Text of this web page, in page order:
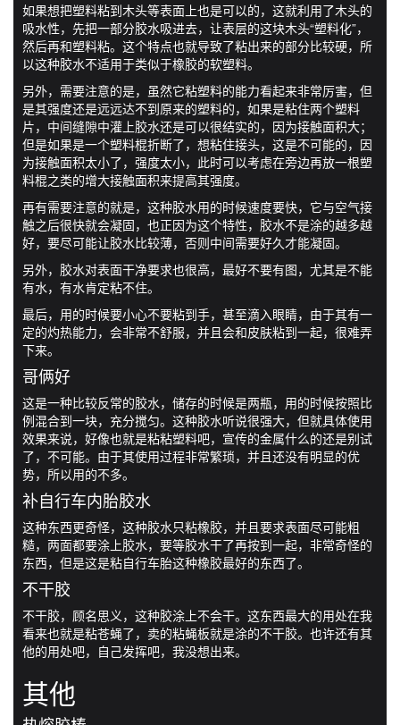
如果想把塑料粘到木头等表面上也是可以的，这就利用了木头的
吸水性，先把一部分胶水吸进去，让表层的这块木头“塑料化”，
然后再和塑料粘。这个特点也就导致了粘出来的部分比较硬，所
以这种胶水不适用于类似于橡胶的软塑料。
另外，需要注意的是，虽然它粘塑料的能力看起来非常厉害，但
是其强度还是远远达不到原来的塑料的，如果是粘住两个塑料
片，中间缝隙中灌上胶水还是可以很结实的，因为接触面积大；
但是如果是一个塑料棍折断了，想粘住接头，这是不可能的，因
为接触面积太小了，强度太小，此时可以考虑在旁边再放一根塑
料棍之类的增大接触面积来提高其强度。
再有需要注意的就是，这种胶水用的时候速度要快，它与空气接
触之后很快就会凝固，也正因为这个特性，胶水不是涂的越多越
好，要尽可能让胶水比较薄，否则中间需要好久才能凝固。
另外，胶水对表面干净要求也很高，最好不要有图，尤其是不能
有水，有水肯定粘不住。
最后，用的时候要小心不要粘到手，甚至滴入眼睛，由于其有一
定的灼热能力，会非常不舒服，并且会和皮肤粘到一起，很难弄
下来。
哥俩好
这是一种比较反常的胶水，储存的时候是两瓶，用的时候按照比
例混合到一块，充分搅匀。这种胶水听说很强大，但就具体使用
效果来说，好像也就是粘粘塑料吧，宣传的金属什么的还是别试
了，不可能。由于其使用过程非常繁琐，并且还没有明显的优
势，所以用的不多。
补自行车内胎胶水
这种东西更奇怪，这种胶水只粘橡胶，并且要求表面尽可能粗
糙，两面都要涂上胶水，要等胶水干了再按到一起，非常奇怪的
东西，但是这是粘自行车胎这种橡胶最好的东西了。
不干胶
不干胶，顾名思义，这种胶涂上不会干。这东西最大的用处在我
看来也就是粘苍蝇了，卖的粘蝇板就是涂的不干胶。也许还有其
他的用处吧，自己发挥吧，我没想出来。
其他